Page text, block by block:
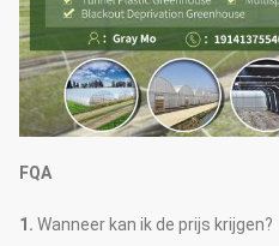
FQA
1. Wanneer kan ik de prijs krijgen?